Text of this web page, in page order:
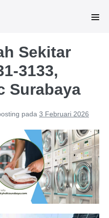
Sekitar
3133,
Surabaya
pada 3 Februari 2026